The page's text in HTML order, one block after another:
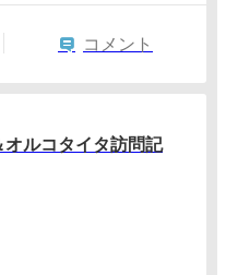
コメント
ルコタイタ訪問記